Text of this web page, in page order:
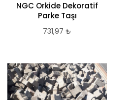
NGC Orkide Dekoratif
Parke Taşı
731,97 ₺